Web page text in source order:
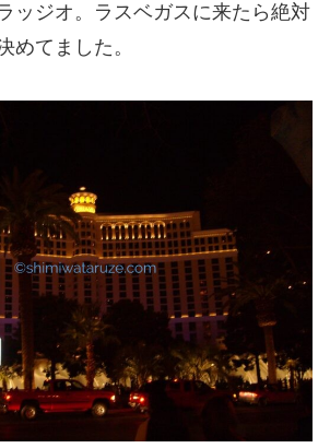
ッジオ。ラスベガスに来たら絶対
めてました。